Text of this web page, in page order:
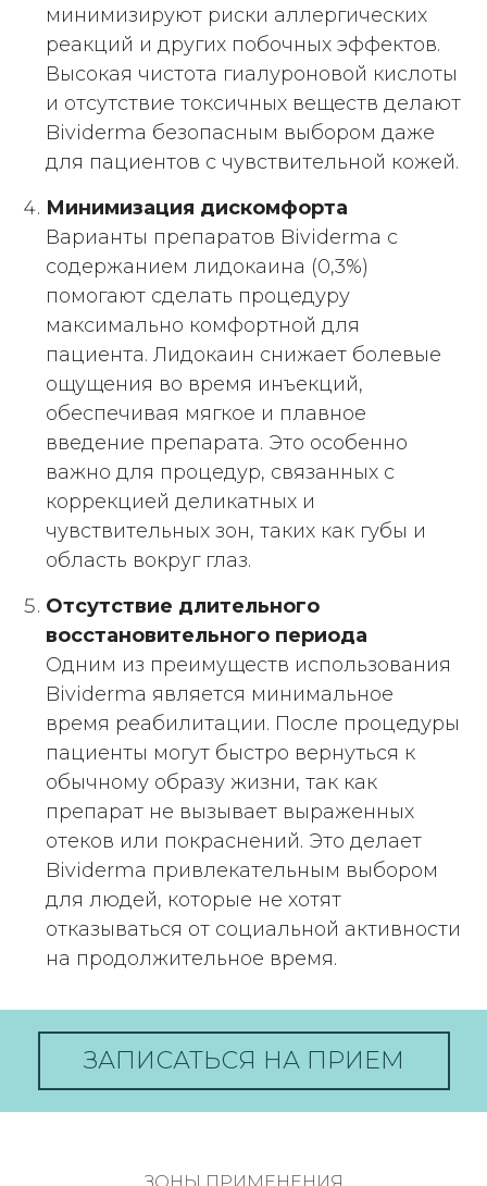
минимизируют риски аллергических
реакций и других побочных эффектов.
Высокая чистота гиалуроновой кислоты
и отсутствие токсичных веществ делают
Bividerma безопасным выбором даже
для пациентов с чувствительной кожей.
Минимизация дискомфорта
Варианты препаратов Bividerma с
содержанием лидокаина (0,3%)
помогают сделать процедуру
максимально комфортной для
пациента. Лидокаин снижает болевые
ощущения во время инъекций,
обеспечивая мягкое и плавное
введение препарата. Это особенно
важно для процедур, связанных с
коррекцией деликатных и
чувствительных зон, таких как губы и
область вокруг глаз.
Отсутствие длительного
восстановительного периода
Одним из преимуществ использования
Bividerma является минимальное
время реабилитации. После процедуры
пациенты могут быстро вернуться к
обычному образу жизни, так как
препарат не вызывает выраженных
отеков или покраснений. Это делает
Bividerma привлекательным выбором
для людей, которые не хотят
отказываться от социальной активности
на продолжительное время.
ЗАПИСАТЬСЯ НА ПРИЕМ